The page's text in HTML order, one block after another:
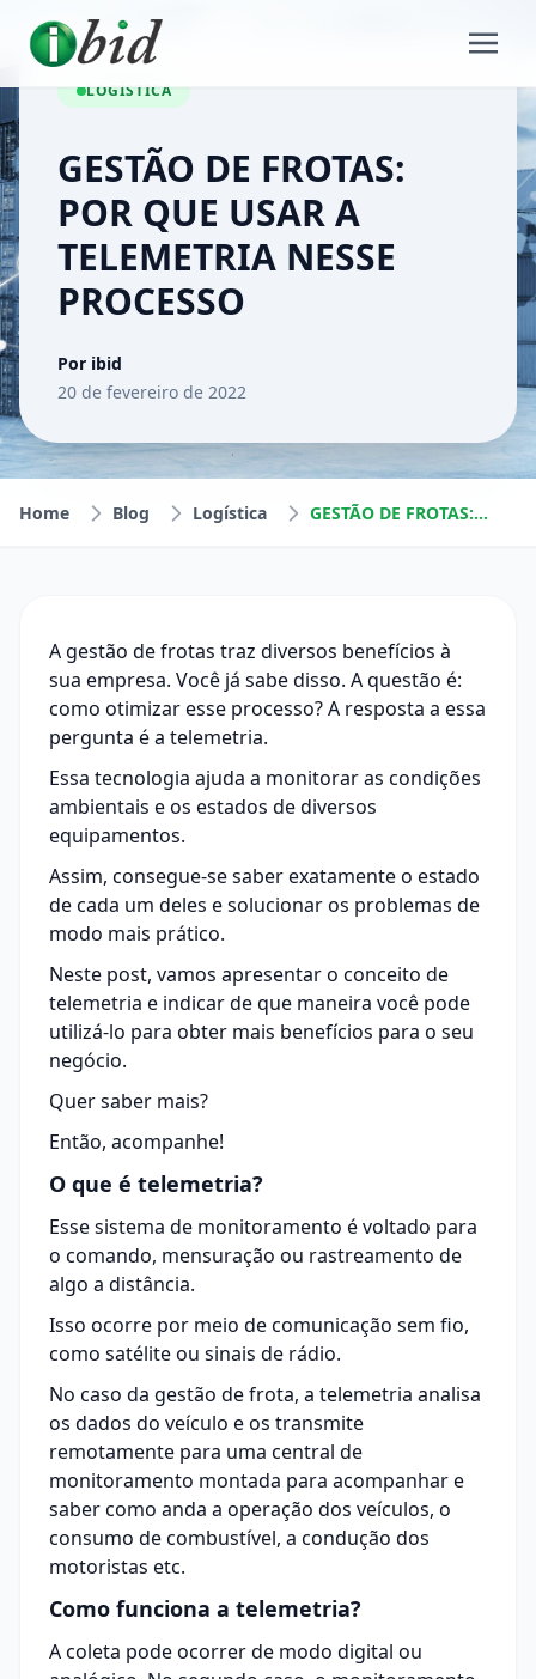
LOGÍSTICA
GESTÃO DE FROTAS:
POR QUE USAR A
TELEMETRIA NESSE
PROCESSO
Por ibid
20 de fevereiro de 2022
Home Blog Logística GESTÃO DE FROTAS: POR QUE USAR A TELEMETRIA NESSE PROCESSO
A gestão de frotas traz diversos benefícios à
sua empresa. Você já sabe disso. A questão é:
como otimizar esse processo? A resposta a essa
pergunta é a telemetria.
Essa tecnologia ajuda a monitorar as condições
ambientais e os estados de diversos
equipamentos.
Assim, consegue-se saber exatamente o estado
de cada um deles e solucionar os problemas de
modo mais prático.
Neste post, vamos apresentar o conceito de
telemetria e indicar de que maneira você pode
utilizá-lo para obter mais benefícios para o seu
negócio.
Quer saber mais?
Então, acompanhe!
O que é telemetria?
Esse sistema de monitoramento é voltado para
o comando, mensuração ou rastreamento de
algo a distância.
Isso ocorre por meio de comunicação sem fio,
como satélite ou sinais de rádio.
No caso da gestão de frota, a telemetria analisa
os dados do veículo e os transmite
remotamente para uma central de
monitoramento montada para acompanhar e
saber como anda a operação dos veículos, o
consumo de combustível, a condução dos
motoristas etc.
Como funciona a telemetria?
A coleta pode ocorrer de modo digital ou